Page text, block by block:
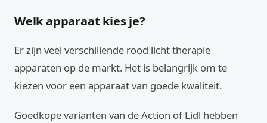
Welk apparaat kies je?
Er zijn veel verschillende rood licht therapie
apparaten op de markt. Het is belangrijk om te
kiezen voor een apparaat van goede kwaliteit.
Goedkope varianten van de Action of Lidl hebben